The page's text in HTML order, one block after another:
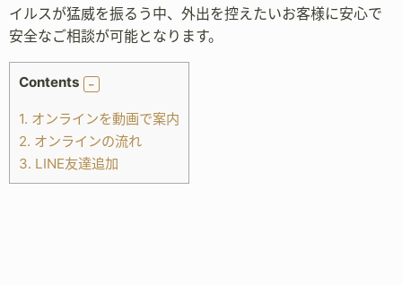
イルスが猛威を振るう中、外出を控えたいお客様に安心で
安全なご相談が可能となります。
Contents
1. オンラインを動画で案内
2. オンラインの流れ
3. LINE友達追加